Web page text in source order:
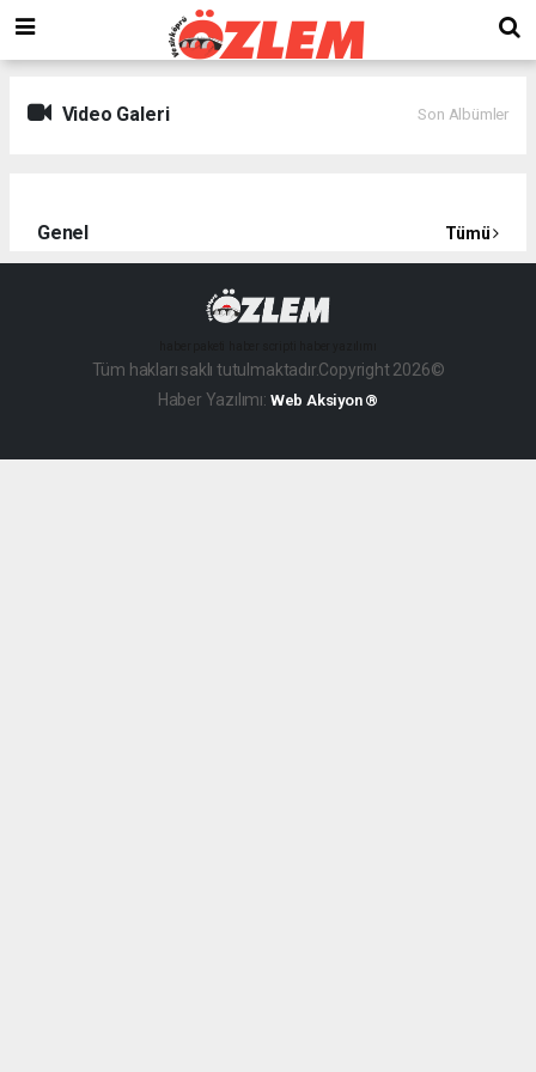
Video Galeri Son Albümler
Genel Tümü
Tüm hakları saklı tutulmaktadır.Copyright 2026©
Haber Yazılımı: Web Aksiyon ®